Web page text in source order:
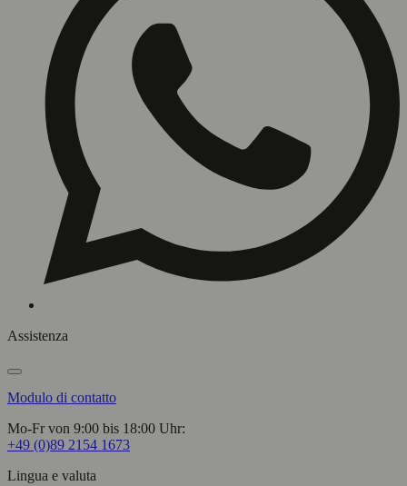
Assistenza
Modulo di contatto
Mo-Fr von 9:00 bis 18:00 Uhr:
+49 (0)89 2154 1673
Lingua e valuta